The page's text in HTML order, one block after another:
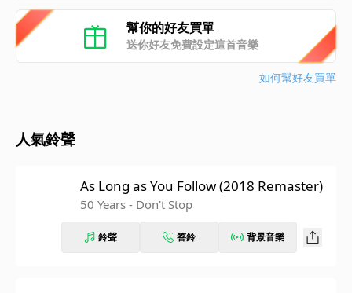
幫你的好友買單
送你好友免費設定這首音樂
如何幫好友買單
人氣鈴聲
As Long as You Follow (2018 Remaster)
50 Years - Don't Stop
鈴聲 答鈴 背景音樂